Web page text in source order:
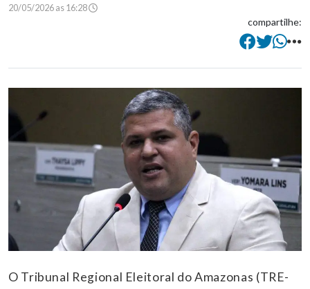
20/05/2026 as 16:28
compartilhe:
O Tribunal Regional Eleitoral do Amazonas (TRE-